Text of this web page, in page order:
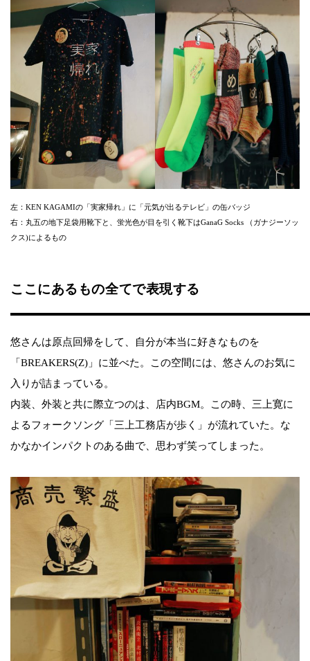
左：KEN KAGAMIの「実家帰れ」に「元気が出るテレビ」の缶バッジ
右：丸五の地下足袋用靴下と、蛍光色が目を引く靴下はGanaG Socks （ガナジーソッ
クス)によるもの
ここにあるもの全てで表現する
悠さんは原点回帰をして、自分が本当に好きなものを
「BREAKERS(Z)」に並べた。この空間には、悠さんのお気に
入りが詰まっている。
内装、外装と共に際立つのは、店内BGM。この時、三上寛に
よるフォークソング「三上工務店が歩く」が流れていた。な
かなかインパクトのある曲で、思わず笑ってしまった。